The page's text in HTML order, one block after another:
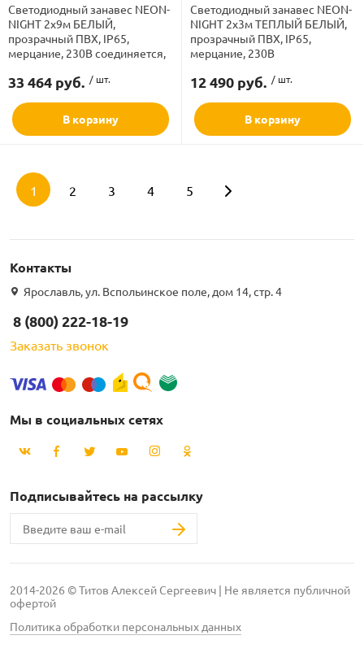
Светодиодный занавес NEON-
NIGHT 2х9м БЕЛЫЙ,
прозрачный ПВХ, IP65,
мерцание, 230В соединяется,
33 464 руб. / шт.
В корзину
Светодиодный занавес NEON-
NIGHT 2х3м ТЕПЛЫЙ БЕЛЫЙ,
прозрачный ПВХ, IP65,
мерцание, 230В
12 490 руб. / шт.
В корзину
1 2 3 4 5
Контакты
Ярославль, ул. Вспольинское поле, дом 14, стр. 4
8 (800) 222-18-19
Заказать звонок
Мы в социальных сетях
Подписывайтесь на рассылку
2014-2026 © Титов Алексей Сергеевич | Не является публичной
офертой
Политика обработки персональных данных